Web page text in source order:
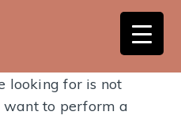
looking for is not
to perform a